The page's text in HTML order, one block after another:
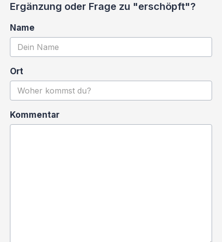
Ergänzung oder Frage zu "erschöpft"?
Name
Ort
Kommentar